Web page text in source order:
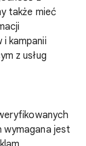
także mieć
kampanii
z usług
jest